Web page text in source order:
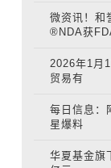
微资讯！和
®NDA获
2026年1月
贸易有
每日信息：
星爆料
华夏基金旗